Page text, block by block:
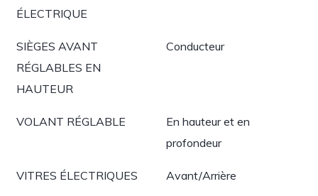
ÉLECTRIQUE
SIÈGES AVANT
RÉGLABLES EN
HAUTEUR
Conducteur
VOLANT RÉGLABLE
En hauteur et en
profondeur
VITRES ÉLECTRIQUES Avant/Arrière